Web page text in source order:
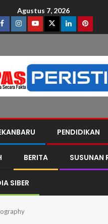
Agustus 7, 2026
PENDIDIKAN
BERITA SUSUNAN
SIBER